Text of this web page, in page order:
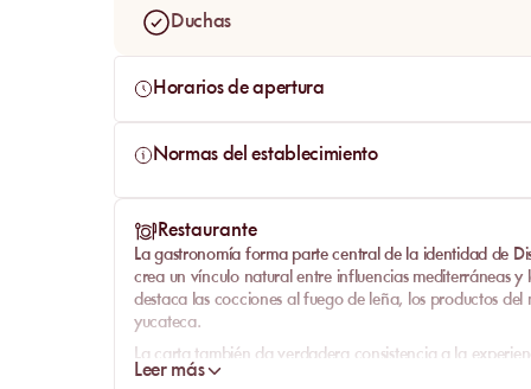
Duchas
Horarios de apertura
Normas del establecimiento
Restaurante
La gastronomía forma parte central de la identidad de
crea un vínculo natural entre influencias mediterráneas
destaca las cocciones al fuego de leña, los productos del
yucateca.
La carta también da verdadera consistencia a la
fish fillety propuestas más generosas como la
Leer más